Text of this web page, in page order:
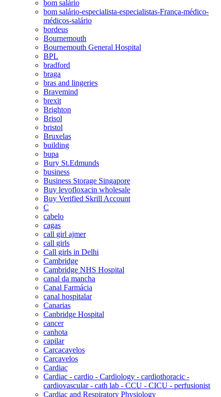
bom salário
bom salário-especialista-especialistas-França-médico-
médicos-salário
bordeus
Bournemouth
Bournemouth General Hospital
BPL
bradford
braga
bras and lingeries
Bravemind
brexit
Brighton
Brisol
bristol
Bruxelas
building
bupa
Bury St.Edmunds
business
Business Storage Singapore
Buy levofloxacin wholesale
Buy Verified Skrill Account
C
cabelo
cagas
call girl ajmer
call girls
Call girls in Delhi
Cambridge
Cambridge NHS Hospital
canal da mancha
Canal Farmácia
canal hospitalar
Canarias
Canbridge Hospital
cancer
canhota
capilar
Carcacavelos
Carcavelos
Cardiac
Cardiac - cardio - Cardiology - cardiothoracic -
cardiovascular - cath lab - CCU - CICU - perfusionist
Cardiac and Respiratory Physiology